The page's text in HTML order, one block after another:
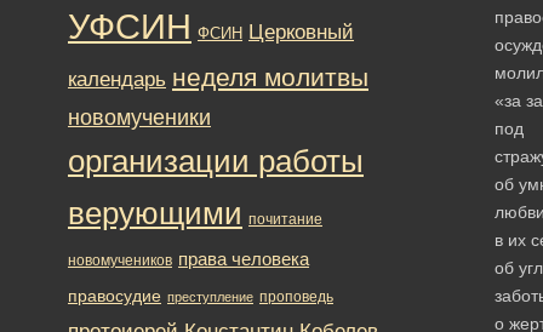
«за
под
об
в их
об
о
УФСИН ФСИН Церковный
календарь неделя молитвы
новомученики
организации работы
верующими почитание
новомучеников права человека
правосудие преступление проповедь